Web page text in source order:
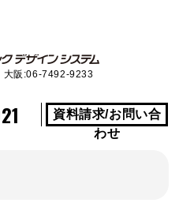
阪:06-7492-9233
資料請求/お問い合
わせ